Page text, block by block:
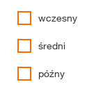
wczesny
średni
późny